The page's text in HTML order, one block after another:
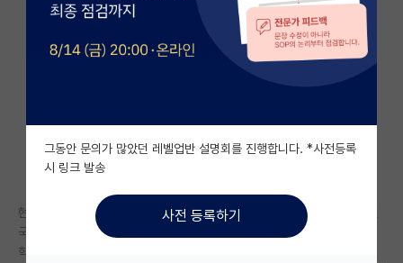
전체글보기
베스트 게시판
자유 게시판(아무개랩)
미국 유학 게시판
미국 대학원 합격 후기 게시판
대학원생 모집 게시판
현재 3학년 2학기 학부생이고, Qs 랭킹 101-150사이의 높지 않은 영어권
국가의 대학을 다니고 있습니다.
학점은 3.75/4.5 이고 이과입니다.
그동안 문의가 많았던 레벨업반 설명회를 진행합니다. *사전등록
시 링크 발송
사전 등록하기